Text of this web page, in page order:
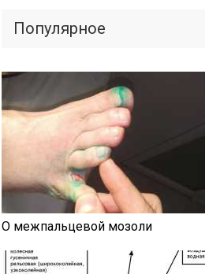
Популярное
О межпальцевой мозоли